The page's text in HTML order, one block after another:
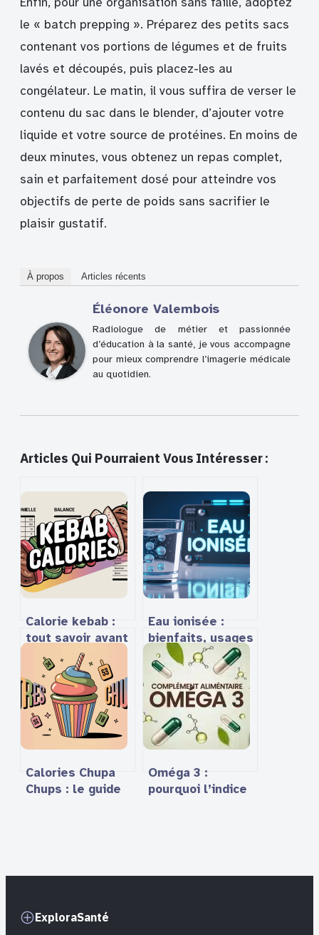
le « batch prepping ». Préparez des petits sacs
contenant vos portions de légumes et de fruits
lavés et découpés, puis placez-les au
congélateur. Le matin, il vous suffira de verser le
contenu du sac dans le blender, d’ajouter votre
liquide et votre source de protéines. En moins de
deux minutes, vous obtenez un repas complet,
sain et parfaitement dosé pour atteindre vos
objectifs de perte de poids sans sacrifier le
plaisir gustatif.
À propos Articles récents
Éléonore Valembois
Radiologue de métier et passionnée
d’éducation à la santé, je vous accompagne
pour mieux comprendre l’imagerie médicale
au quotidien.
Articles Qui Pourraient Vous Intéresser :
Calorie kebab :
tout savoir avant
de craquer
Eau ionisée :
bienfaits, usages
et réalités à
connaître
Calories Chupa
Chups : le guide
Oméga 3 :
pourquoi l’indice
ExploraSanté